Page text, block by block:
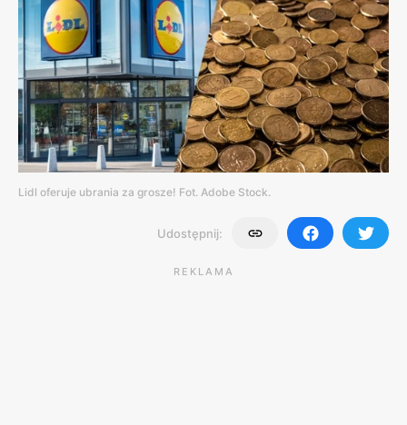
Lidl oferuje ubrania za grosze! Fot. Adobe Stock.
Udostępnij:
REKLAMA